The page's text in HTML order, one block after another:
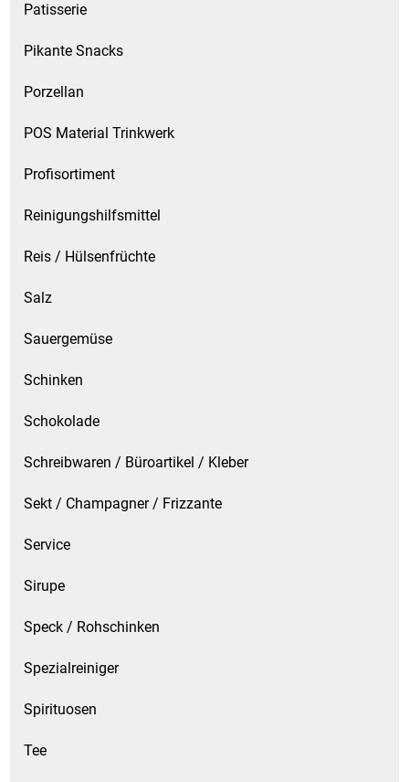
Patisserie
Pikante Snacks
Porzellan
POS Material Trinkwerk
Profisortiment
Reinigungshilfsmittel
Reis / Hülsenfrüchte
Salz
Sauergemüse
Schinken
Schokolade
Schreibwaren / Büroartikel / Kleber
Sekt / Champagner / Frizzante
Service
Sirupe
Speck / Rohschinken
Spezialreiniger
Spirituosen
Tee